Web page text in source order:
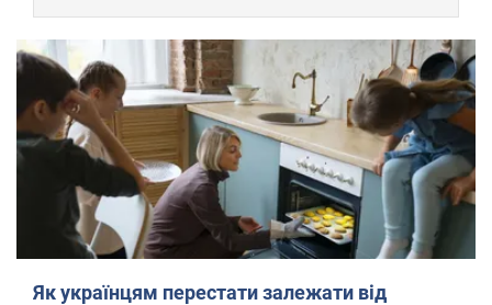
Як українцям перестати залежати від